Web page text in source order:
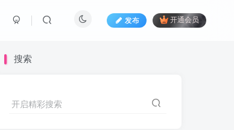
发布 开通会员
搜索
开启精彩搜索